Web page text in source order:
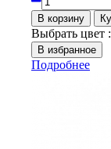
Выбрать цвет :
Подробнее